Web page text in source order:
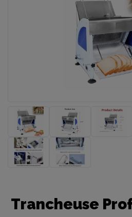
Trancheuse à pain
Trancheuse à viande
Trancheuse à légume
Trancheuse électrique
Trancheuse